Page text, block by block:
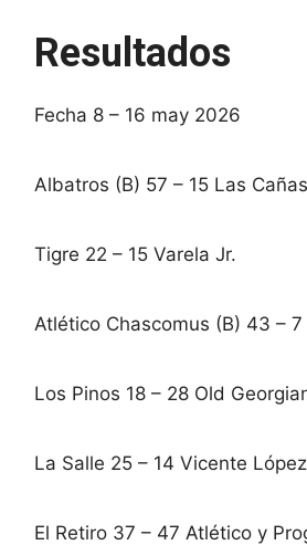
Resultados
Fecha 8 – 16 may 2026
Albatros (B) 57 – 15 Las Cañas
Tigre 22 – 15 Varela Jr.
Atlético Chascomus (B) 43 –
Los Pinos 18 – 28 Old
La Salle 25 – 14 Vicente López
El Retiro 37 – 47 Atlético y